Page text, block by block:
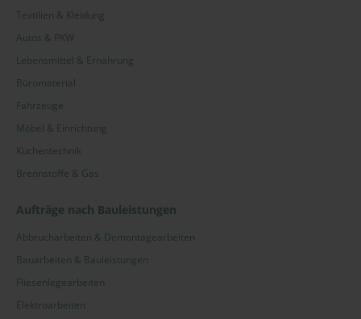
Textilien & Kleidung
Autos & PKW
Lebensmittel & Ernährung
Büromaterial
Fahrzeuge
Möbel & Einrichtung
Küchentechnik
Brennstoffe & Gas
Aufträge nach Bauleistungen
Abbrucharbeiten & Demontagearbeiten
Bauarbeiten & Bauleistungen
Fliesenlegearbeiten
Elektroarbeiten